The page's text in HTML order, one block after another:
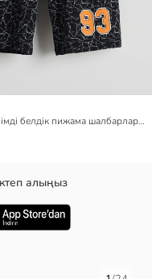
Ұлдарға арналған серпімді белдік пижама шалбарлары 2 данадан тұратын
алыңыз